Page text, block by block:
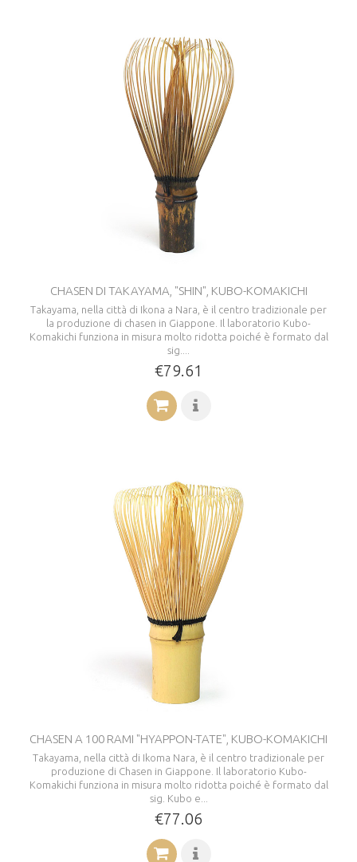
CHASEN DI TAKAYAMA, "SHIN", KUBO-KOMAKICHI
Takayama, nella città di Ikona a Nara, è il centro tradizionale per
la produzione di chasen in Giappone. Il laboratorio Kubo-
Komakichi funziona in misura molto ridotta poiché è formato dal
sig....
€79.61
CHASEN A 100 RAMI "HYAPPON-TATE", KUBO-KOMAKICHI
Takayama, nella città di Ikoma Nara, è il centro tradizionale per
produzione di Chasen in Giappone. Il laboratorio Kubo-
Komakichi funziona in misura molto ridotta poiché è formato dal
sig. Kubo e...
€77.06